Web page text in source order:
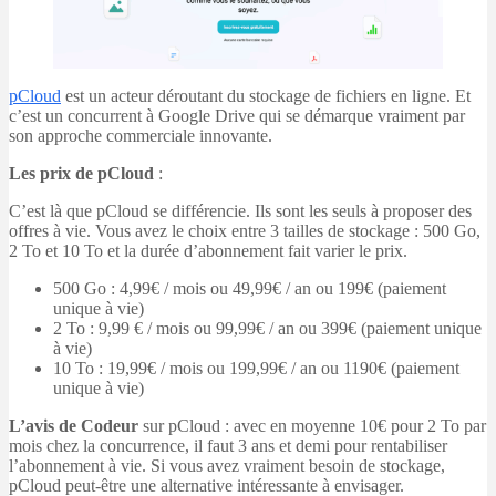
pCloud est un acteur déroutant du stockage de fichiers en ligne. Et
c’est un concurrent à Google Drive qui se démarque vraiment par
son approche commerciale innovante.
Les prix de pCloud :
C’est là que pCloud se différencie. Ils sont les seuls à proposer des
offres à vie. Vous avez le choix entre 3 tailles de stockage : 500 Go,
2 To et 10 To et la durée d’abonnement fait varier le prix.
500 Go : 4,99€ / mois ou 49,99€ / an ou 199€ (paiement
unique à vie)
2 To : 9,99 € / mois ou 99,99€ / an ou 399€ (paiement unique
à vie)
10 To : 19,99€ / mois ou 199,99€ / an ou 1190€ (paiement
unique à vie)
L’avis de Codeur sur pCloud : avec en moyenne 10€ pour 2 To par
mois chez la concurrence, il faut 3 ans et demi pour rentabiliser
l’abonnement à vie. Si vous avez vraiment besoin de stockage,
pCloud peut-être une alternative intéressante à envisager.